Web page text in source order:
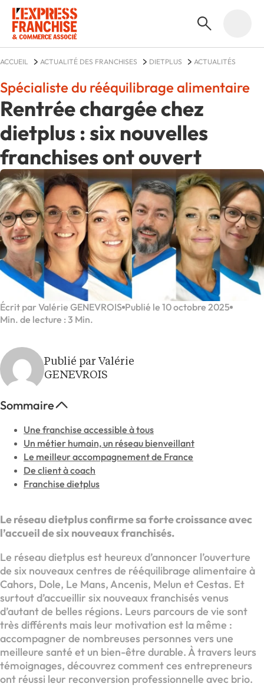
ACCUEIL ACTUALITÉ DES FRANCHISES DIETPLUS ACTUALITÉS
Rentrée chargée chez
dietplus : six nouvelles
franchises ont ouvert
Spécialiste du rééquilibrage alimentaire
Écrit par Valérie GENEVROIS Publié le 10 octobre 2025
Min. de lecture : 3 Min.
Publié par Valérie
GENEVROIS
Sommaire
Une franchise accessible à tous
Un métier humain, un réseau bienveillant
Le meilleur accompagnement de France
De client à coach
Franchise dietplus
Le réseau dietplus confirme sa forte croissance avec
l’accueil de six nouveaux franchisés.
Le réseau dietplus est heureux d’annoncer l’ouverture
de six nouveaux centres de rééquilibrage alimentaire à
Cahors, Dole, Le Mans, Ancenis, Melun et Cestas. Et
surtout d’accueillir six nouveaux franchisés venus
d’autant de belles régions. Leurs parcours de vie sont
très différents mais leur motivation est la même :
accompagner de nombreuses personnes vers une
meilleure santé et un bien-être durable. À travers leurs
témoignages, découvrez comment ces entrepreneurs
ont réussi leur reconversion professionnelle avec brio.